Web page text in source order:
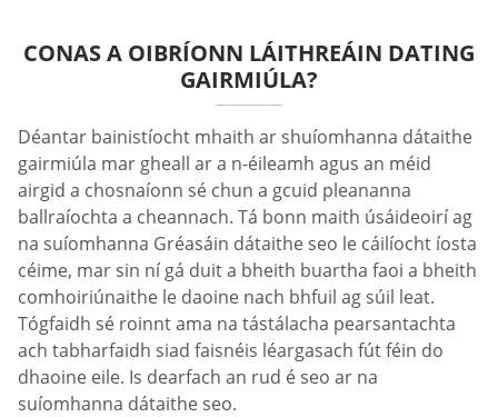
CONAS A OIBRÍONN LÁITHREÁIN DATING
GAIRMIÚLA?
Déantar bainistíocht mhaith ar shuíomhanna dátaithe
gairmiúla mar gheall ar a n-éileamh agus an méid
airgid a chosnaíonn sé chun a gcuid pleananna
ballraíochta a cheannach. Tá bonn maith úsáideoirí ag
na suíomhanna Gréasáin dátaithe seo le cáilíocht íosta
céime, mar sin ní gá duit a bheith buartha faoi a bheith
comhoiriúnaithe le daoine nach bhfuil ag súil leat.
Tógfaidh sé roinnt ama na tástálacha pearsantachta
ach tabharfaidh siad faisnéis léargasach fút féin do
dhaoine eile. Is dearfach an rud é seo ar na
suíomhanna dátaithe seo.